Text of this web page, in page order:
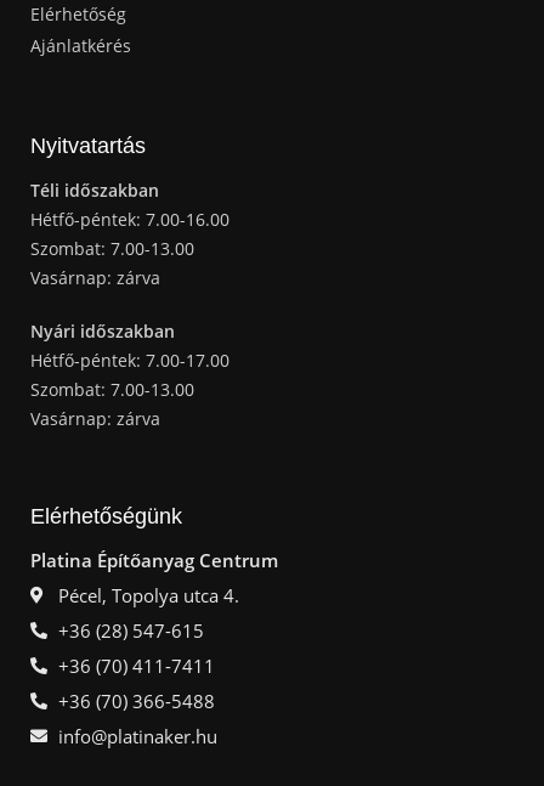
Elérhetőség
Ajánlatkérés
Nyitvatartás
Téli időszakban
Hétfő-péntek: 7.00-16.00
Szombat: 7.00-13.00
Vasárnap: zárva
Nyári időszakban
Hétfő-péntek: 7.00-17.00
Szombat: 7.00-13.00
Vasárnap: zárva
Elérhetőségünk
Platina Építőanyag Centrum
Pécel, Topolya utca 4.
+36 (28) 547-615
+36 (70) 411-7411
+36 (70) 366-5488
info@platinaker.hu